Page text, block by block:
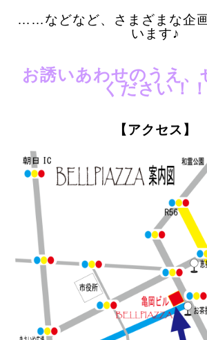
……などなど、さまざまな企
います♪
お誘いあわせのうえ、
ください！
【アクセス】